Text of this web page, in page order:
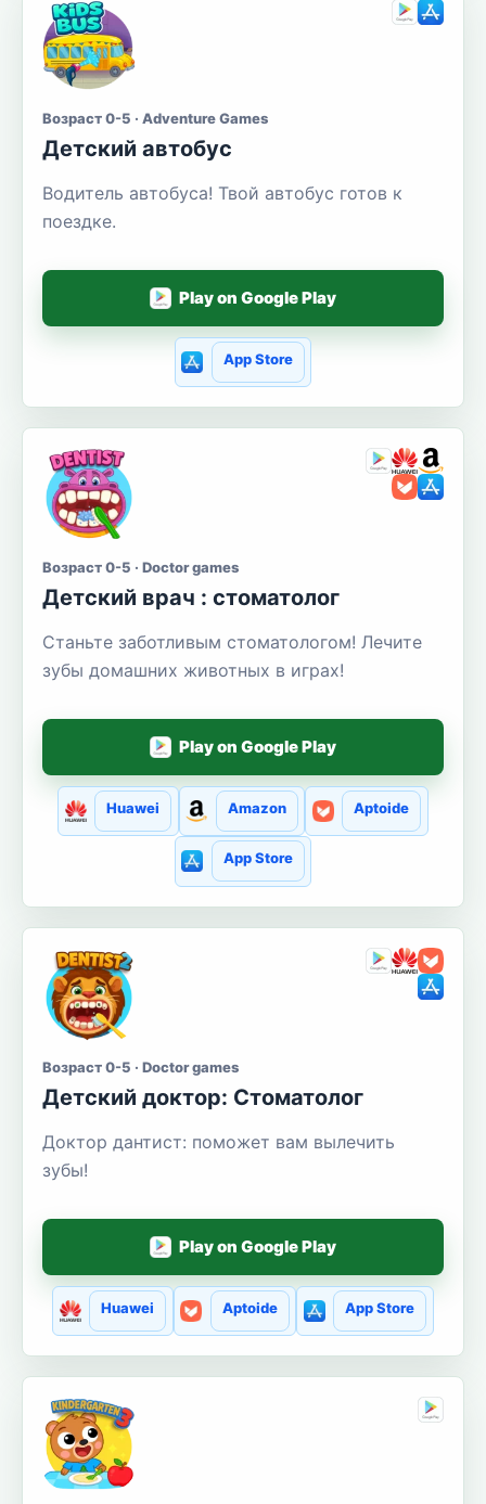
Возраст 0-5 · Adventure Games
Детский автобус
Водитель автобуса! Твой автобус готов к
поездке.
Play on Google Play
App Store
Возраст 0-5 · Doctor games
Детский врач : стоматолог
Станьте заботливым стоматологом! Лечите
зубы домашних животных в играх!
Play on Google Play
Huawei Amazon Aptoide
App Store
Возраст 0-5 · Doctor games
Детский доктор: Стоматолог
Доктор дантист: поможет вам вылечить
зубы!
Play on Google Play
Huawei Aptoide App Store